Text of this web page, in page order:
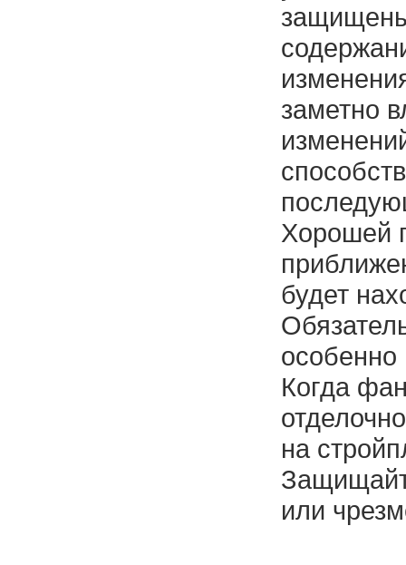
заметно
Хорошей
будет
особенно
Когда
на
или